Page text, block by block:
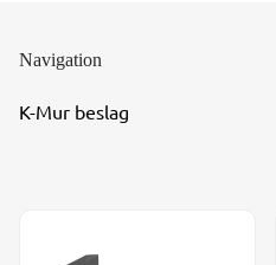
Navigation
K-Mur beslag